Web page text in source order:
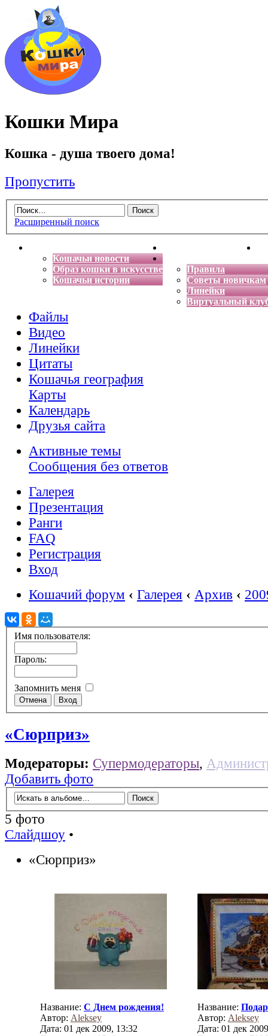
Кошки Мира
Кошка - душа твоего дома!
Пропустить
Расширенный поиск
Кошачьи новости
Образ кошки в искусстве
Кошачьи истории
Энциклопедия кошек
Правила
Советы новичкам
Линейки
Виртуальный
Файлы
Видео
Линейки
Цитаты
Кошачья география
Карты
Календарь
Друзья сайта
Активные темы
Сообщения без ответов
Галерея
Презентация
Ранги
FAQ
Регистрация
Вход
Кошачий форум ‹ Галерея ‹ Архив ‹
Имя пользователя:
Пароль:
Запомнить меня
«Сюрприз»
Модераторы: Супермодераторы,
Добавить фото
5 фото
Слайдшоу •
«Сюрприз»
Название: С Днем рождения!
Автор: Aleksey
Дата: 01 дек 2009, 13:32
Название:
Автор: Aleksey
Дата: 01 дек